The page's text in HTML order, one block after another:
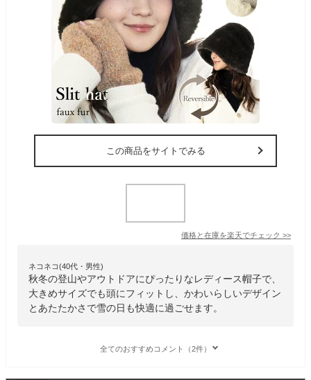
この商品をサイトでみる
価格と在庫を楽天でチェック >>
ネコネコ(40代・男性)
秋冬の登山やアウトドアにぴったりなレディース帽子で、
大きめサイズでも頭にフィットし、かわいらしいデザイン
とあたたかさで雪の日も快適に過ごせます。
全てのおすすめコメント（2件）